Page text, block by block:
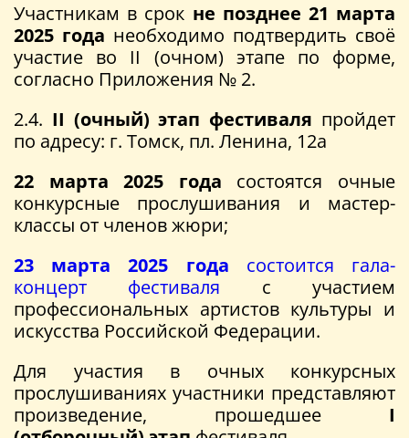
Участникам в срок не позднее 21 марта
2025 года необходимо подтвердить своё
участие во II (очном) этапе по форме,
согласно Приложения № 2.
2.4. II (очный) этап фестиваля пройдет
по адресу: г. Томск, пл. Ленина, 12а
22 марта 2025 года состоятся очные
конкурсные прослушивания и мастер-
классы от членов жюри;
23 марта 2025 года состоится гала-
концерт фестиваля с участием
профессиональных артистов культуры и
искусства Российской Федерации.
Для участия в очных конкурсных
прослушиваниях участники представляют
произведение, прошедшее I